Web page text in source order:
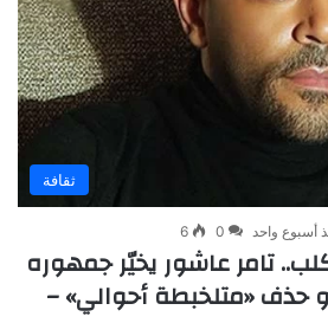
ثقافة
أسبوع واحد 0
6
تامر عاشور يخيّر جمهوره
حذف «متلخبطة أحوالي» –